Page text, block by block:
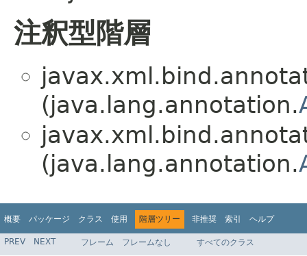
注釈型階層
(java.lang.annotation.
(java.lang.annotation.
概要 パッケージ クラス 使用 階層ツリー 非推奨 索引 ヘルプ
PREV NEXT フレーム フレームなし すべてのクラス